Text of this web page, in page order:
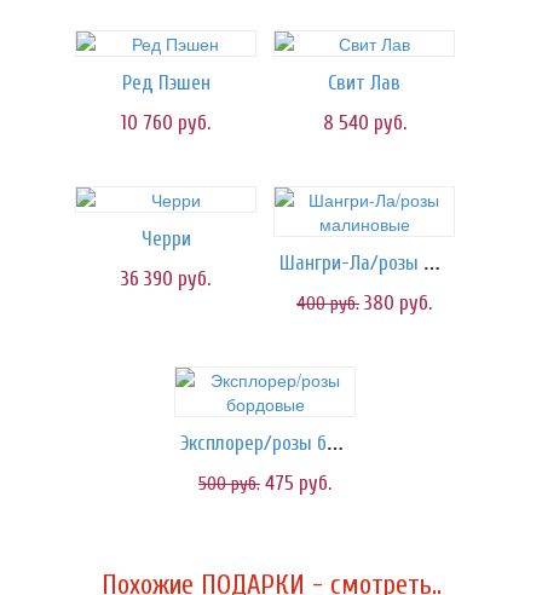
Ред Пэшен
10 760 руб.
Свит Лав
8 540 руб.
Черри
36 390 руб.
Шангри-Ла/розы малиновые
400руб. 380 руб.
Эксплорер/розы бордовые
500руб. 475 руб.
Похожие ПОДАРКИ - смотреть..